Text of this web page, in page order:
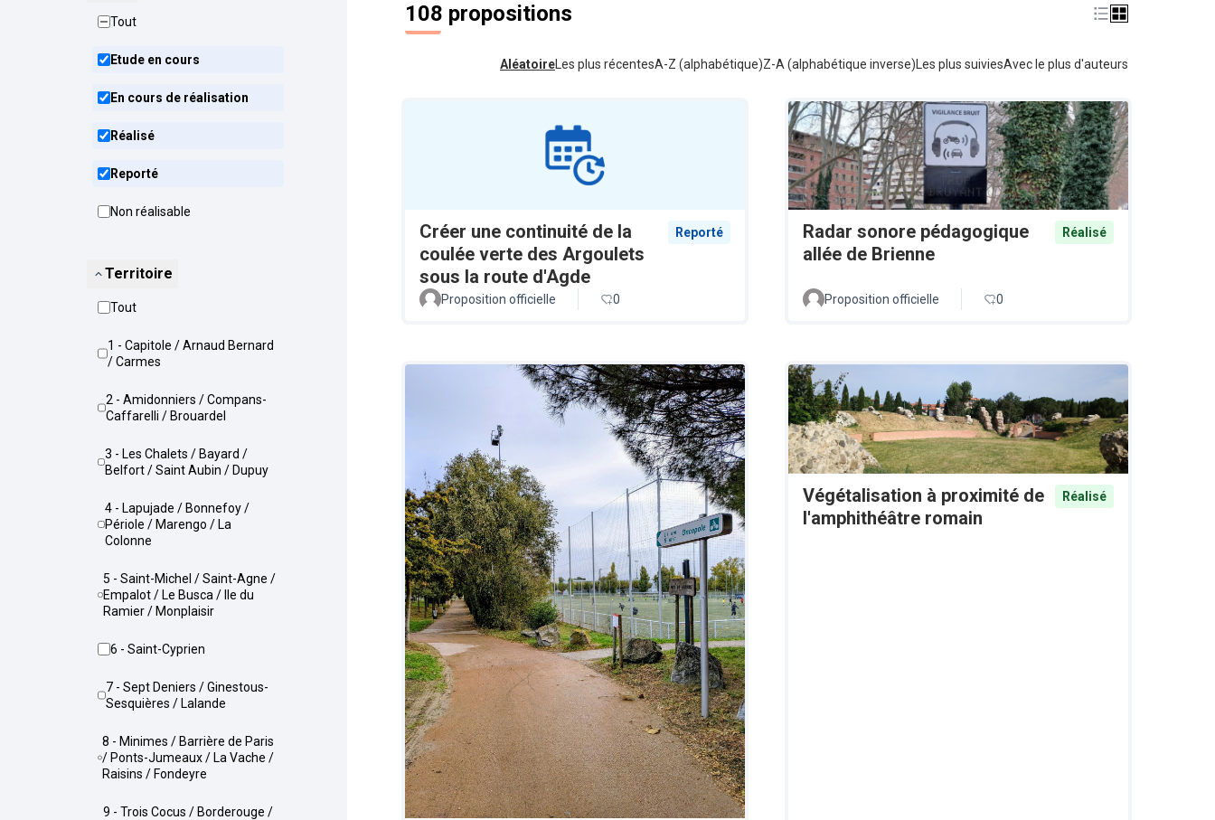
Tout
Etude en cours
En cours de réalisation
Réalisé
Reporté
Non réalisable
Territoire
Tout
1 - Capitole / Arnaud Bernard
/ Carmes
2 - Amidonniers / Compans-
Caffarelli / Brouardel
3 - Les Chalets / Bayard /
Belfort / Saint Aubin / Dupuy
4 - Lapujade / Bonnefoy /
Périole / Marengo / La
Colonne
5 - Saint-Michel / Saint-Agne /
Empalot / Le Busca / Ile du
Ramier / Monplaisir
6 - Saint-Cyprien
7 - Sept Deniers / Ginestous-
Sesquières / Lalande
8 - Minimes / Barrière de Paris
/ Ponts-Jumeaux / La Vache /
Raisins / Fondeyre
9 - Trois Cocus / Borderouge /
108 propositions
Aléatoire Les plus récentesA-Z (alphabétique)Z-A (alphabétique inverse) Les plus suiviesAvec le plus d'auteurs
Créer une continuité de la
coulée verte des Argoulets
sous la route d'Agde
Reporté
Proposition officielle 0
Radar sonore pédagogique
allée de Brienne
Réalisé
Proposition officielle 0
Végétalisation à proximité de
l'amphithéâtre romain
Réalisé